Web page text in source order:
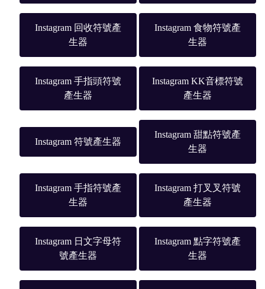
Instagram 回收符號產
生器
Instagram 食物符號產
生器
Instagram 手指頭符號
產生器
Instagram KK音標符號
產生器
Instagram 符號產生器
Instagram 甜點符號產
生器
Instagram 手指符號產
生器
Instagram 打叉叉符號
產生器
Instagram 日文字母符
號產生器
Instagram 點字符號產
生器